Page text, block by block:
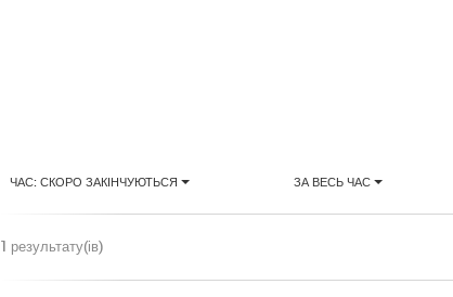
ЧАС: СКОРО ЗАКІНЧУЮТЬСЯ ЗА ВЕСЬ ЧАС
1 результату(ів)